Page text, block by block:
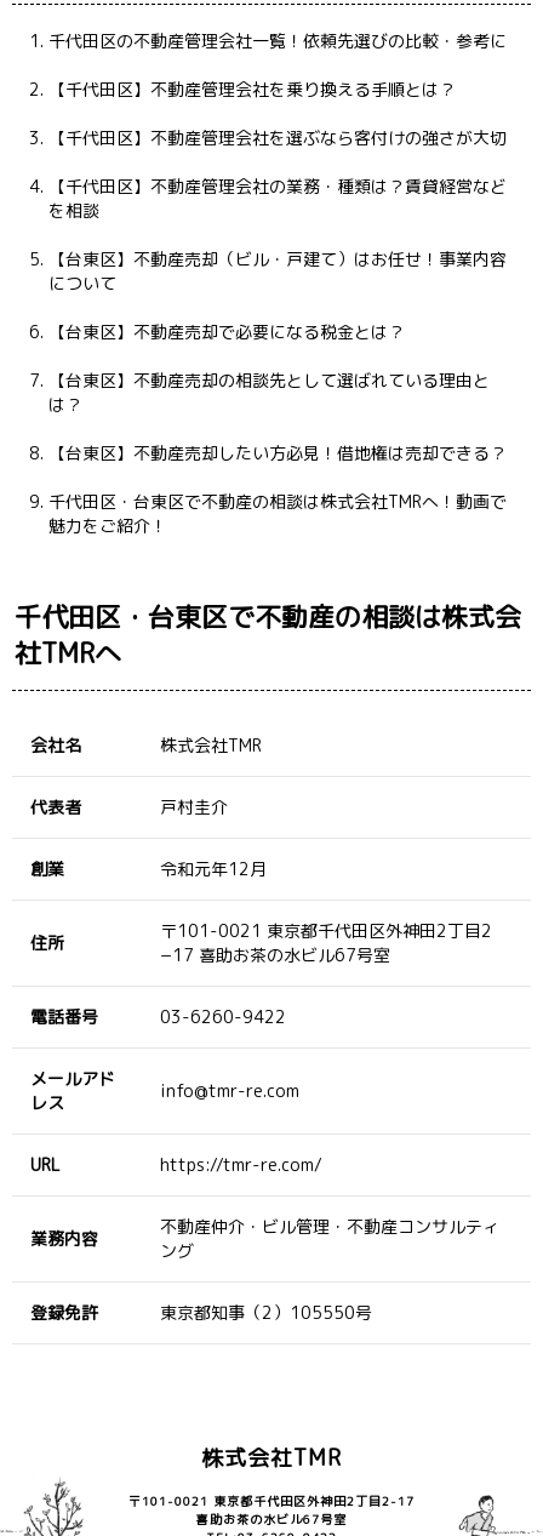
千代田区の不動産管理会社一覧！依頼先選びの比較・参考に
【千代田区】不動産管理会社を乗り換える手順とは？
【千代田区】不動産管理会社を選ぶなら客付けの強さが大切
【千代田区】不動産管理会社の業務・種類は？賃貸経営など
を相談
【台東区】不動産売却（ビル・戸建て）はお任せ！事業内容
について
【台東区】不動産売却で必要になる税金とは？
【台東区】不動産売却の相談先として選ばれている理由と
は？
【台東区】不動産売却したい方必見！借地権は売却できる？
千代田区・台東区で不動産の相談は株式会社TMRへ！動画で
魅力をご紹介！
千代田区・台東区で不動産の相談は株式会
社TMRへ
会社名 株式会社TMR
代表者 戸村圭介
創業 令和元年12月
住所
〒101-0021 東京都千代田区外神田2丁目2
−17 喜助お茶の水ビル67号室
電話番号 03-6260-9422
メールアド
レス
info@tmr-re.com
URL https://tmr-re.com/
業務内容
不動産仲介・ビル管理・不動産コンサルティ
ング
登録免許 東京都知事（2）105550号
株式会社TMR
〒101-0021 東京都千代田区外神田2丁目2-17
喜助お茶の水ビル67号室